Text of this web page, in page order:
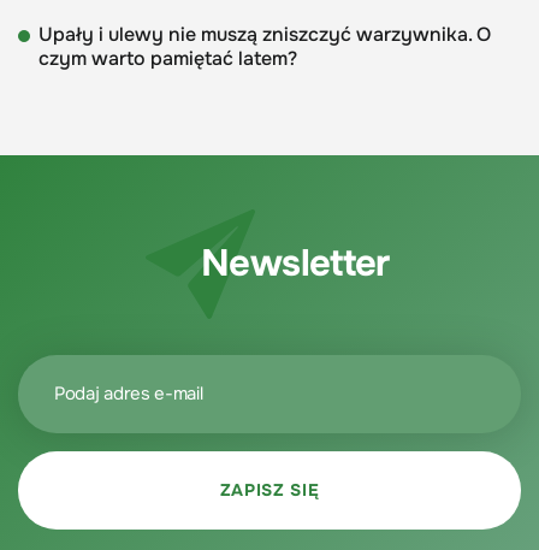
Upały i ulewy nie muszą zniszczyć warzywnika. O
czym warto pamiętać latem?
Newsletter